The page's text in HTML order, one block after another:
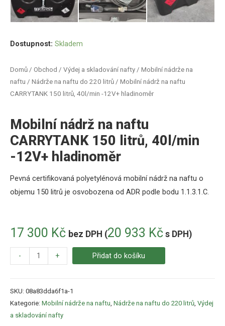
Domů / Obchod / Výdej a skladování nafty / Mobilní nádrže na
naftu / Nádrže na naftu do 220 litrů / Mobilní nádrž na naftu
CARRYTANK 150 litrů, 40l/min -12V+ hladinoměr
Mobilní nádrž na naftu
CARRYTANK 150 litrů, 40l/min
-12V+ hladinoměr
17 300 Kč bez DPH (20 933 Kč s DPH)
Pevná certifikovaná polyetylénová mobilní nádrž na naftu o
objemu 150 litrů je osvobozena od ADR podle bodu 1.1.3.1.C.
Dostupnost: Skladem
- + Přidat do košíku
SKU: 08a83dda6f1a-1
Kategorie: Mobilní nádrže na naftu, Nádrže na naftu do 220 litrů, Výdej
a skladování nafty